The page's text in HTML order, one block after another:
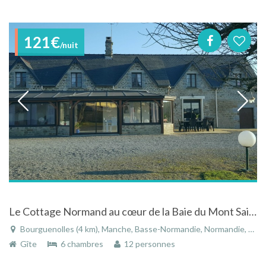
121€/nuit
Le Cottage Normand au cœur de la Baie du Mont Saint Michel
Bourguenolles (4 km), Manche, Basse-Normandie, Normandie, France
Gîte
6 chambres 12 personnes